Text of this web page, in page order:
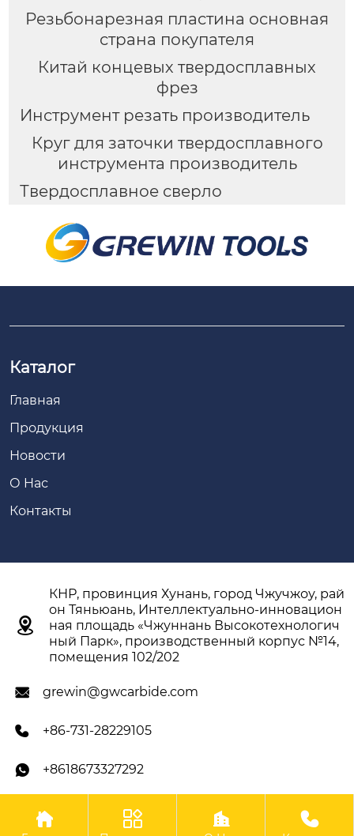
Резьбонарезная пластина основная
страна покупателя
Китай концевых твердосплавных
фрез
Инструмент резать производитель
Круг для заточки твердосплавного
инструмента производитель
Твердосплавное сверло
Каталог
Главная
Продукция
Новости
О Hас
Контакты

КНР, провинция Хунань, город Чжучжоу, рай
он Тяньюань, Интеллектуально-инновацион
ная площадь «Чжуннань Высокотехнологич
ный Парк», производственный корпус №14,
помещения 102/202
 grewin@gwcarbide.com
 +86-731-28229105
 +8618673327292
Авторское право ©ООО Чжучжоу Гэвэй
   